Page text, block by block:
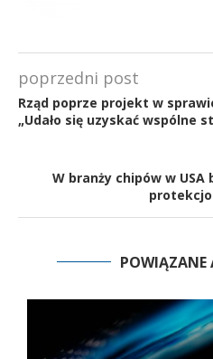
poprzedni post
Rząd poprze projekt w
„Udało się uzyskać wspólne
W branży chipów w
POWIĄZANE